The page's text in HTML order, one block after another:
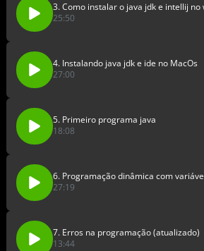
3. Como instalar o java jdk e intellij no
25:50
4. Instalando java jdk e ide no MacOs
27:00
5. Primeiro programa java
18:08
6. Programação dinâmica com
27:19
7. Erros na programação (atualizado)
13:44